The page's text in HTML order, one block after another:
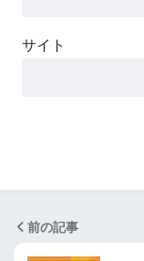
サイト
前の記事